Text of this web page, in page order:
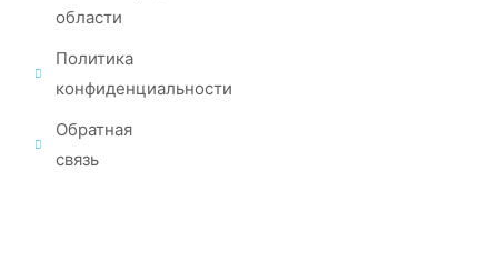
области
Политика
конфиденциальности
Обратная
связь